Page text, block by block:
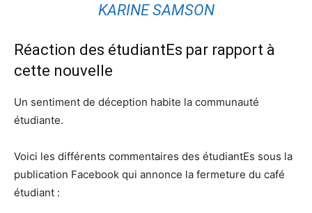
KARINE SAMSON
Réaction des étudiantEs par rapport à
cette nouvelle
Un sentiment de déception habite la communauté
étudiante.
Voici les différents commentaires des étudiantEs sous la
publication Facebook qui annonce la fermeture du café
étudiant :